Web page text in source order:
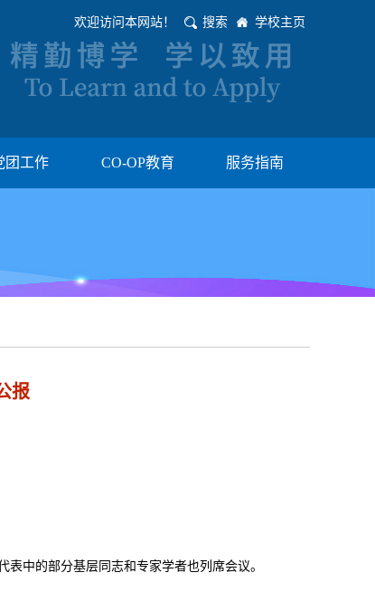
欢迎访问本网站！ 搜索 学校主页
团工作 CO-OP教育 服务指南
报
中的部分基层同志和专家学者也列席会议。